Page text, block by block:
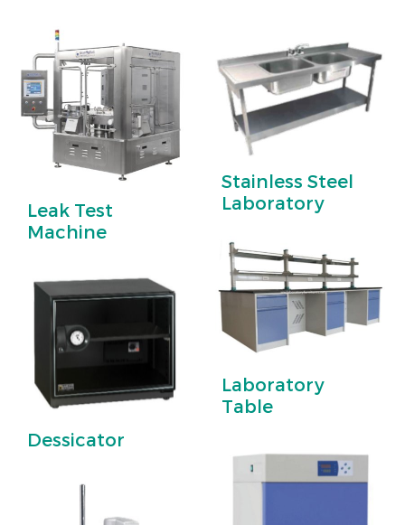
Leak Test
Machine
Stainless Steel
Laboratory
Laboratory
Table
Dessicator